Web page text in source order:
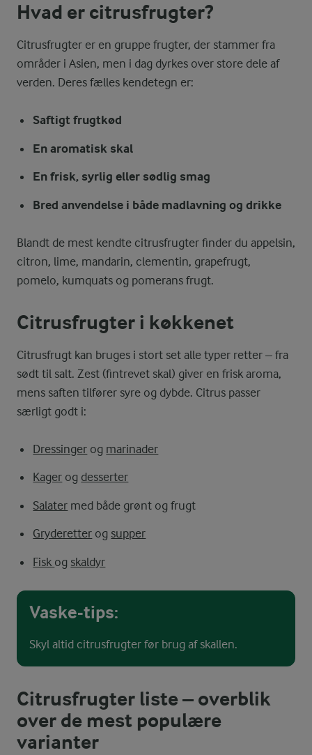
Hvad er citrusfrugter?
Citrusfrugter er en gruppe frugter, der stammer fra
områder i Asien, men i dag dyrkes over store dele af
verden. Deres fælles kendetegn er:
Saftigt frugtkød
En aromatisk skal
En frisk, syrlig eller sødlig smag
Bred anvendelse i både madlavning og drikke
Blandt de mest kendte citrusfrugter finder du appelsin,
citron, lime, mandarin, clementin, grapefrugt,
pomelo, kumquats og pomerans frugt.
Citrusfrugter i køkkenet
Citrusfrugt kan bruges i stort set alle typer retter – fra
sødt til salt. Zest (fintrevet skal) giver en frisk aroma,
mens saften tilfører syre og dybde. Citrus passer
særligt godt i:
Dressinger og marinader
Kager og desserter
Salater med både grønt og frugt
Gryderetter og supper
Fisk og skaldyr
Vaske-tips:
Skyl altid citrusfrugter før brug af skallen.
Citrusfrugter liste – overblik
over de mest populære
varianter